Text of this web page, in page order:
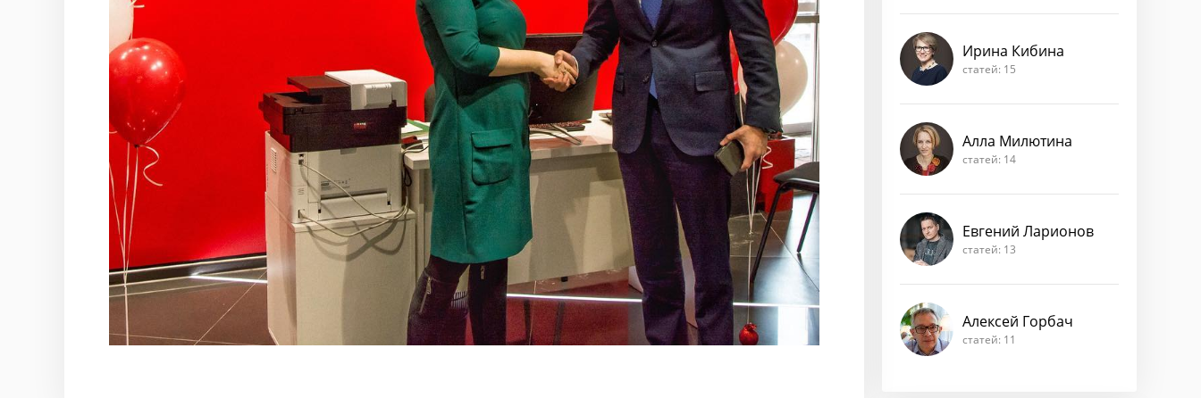
Ирина Кибина
статей: 15
Алла Милютина
статей: 14
Евгений Ларионов
статей: 13
Алексей Горбач
статей: 11